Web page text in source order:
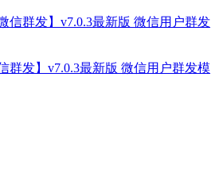
群发】v7.0.3最新版 微信用户群发模